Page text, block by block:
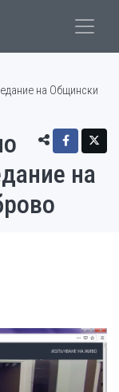
на Общински
на